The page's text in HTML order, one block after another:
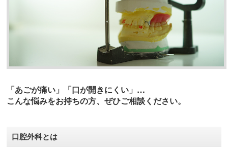
「あごが痛い」「口が開きにくい」…
こんな悩みをお持ちの方、ぜひご相談ください。
口腔外科とは